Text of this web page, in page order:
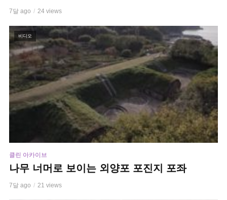
7달 ago 24 views
비디오
클린 아카이브
나무 너머로 보이는 외양포 포진지 포좌
7달 ago 21 views